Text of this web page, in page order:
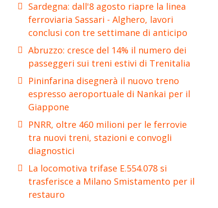
Sardegna: dall'8 agosto riapre la linea
ferroviaria Sassari - Alghero, lavori
conclusi con tre settimane di anticipo
Abruzzo: cresce del 14% il numero dei
passeggeri sui treni estivi di Trenitalia
Pininfarina disegnerà il nuovo treno
espresso aeroportuale di Nankai per il
Giappone
PNRR, oltre 460 milioni per le ferrovie
tra nuovi treni, stazioni e convogli
diagnostici
La locomotiva trifase E.554.078 si
trasferisce a Milano Smistamento per il
restauro